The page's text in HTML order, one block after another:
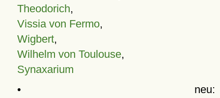
Theodorich,
Vissia von Fermo,
Wigbert,
Wilhelm von Toulouse,
Synaxarium
• neu: